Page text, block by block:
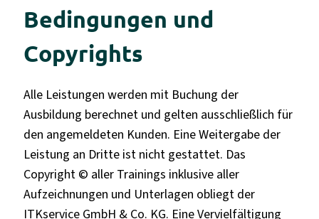
Bedingungen und
Copyrights
Alle Leistungen werden mit Buchung der
Ausbildung berechnet und gelten ausschließlich für
den angemeldeten Kunden. Eine Weitergabe der
Leistung an Dritte ist nicht gestattet. Das
Copyright © aller Trainings inklusive aller
Aufzeichnungen und Unterlagen obliegt der
ITKservice GmbH & Co. KG. Eine Vervielfältigung